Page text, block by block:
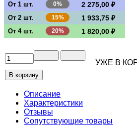
От 1 шт. 0% 2 275,00 ₽
От 2 шт. 15% 1 933,75 ₽
От 4 шт. 20% 1 820,00 ₽
УЖЕ В
Описание
Характеристики
Отзывы
Сопутствующие товары